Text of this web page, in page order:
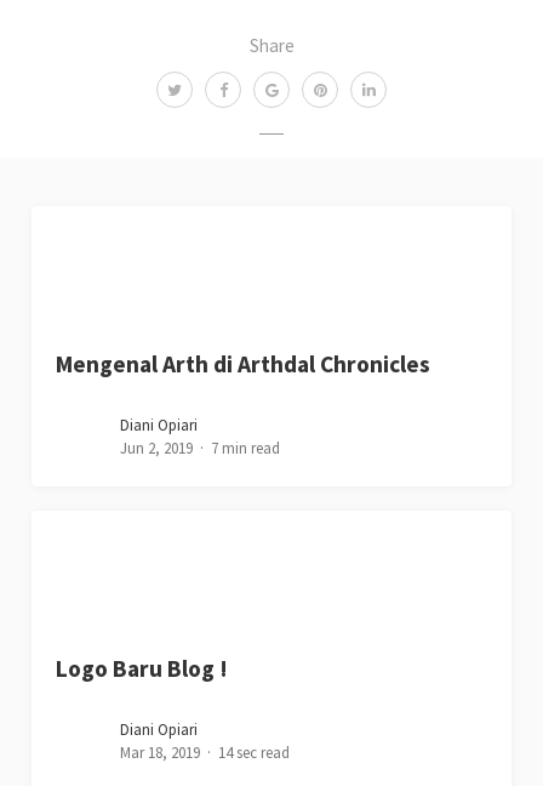
Share
Mengenal Arth di Arthdal Chronicles
Diani Opiari
Jun 2, 2019
7 min read
Logo Baru Blog !
Diani Opiari
Mar 18, 2019
14 sec read